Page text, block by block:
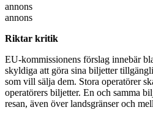
annons
annons
Riktar kritik
EU-kommissionens förslag innebär
skyldiga att göra sina biljetter
som vill sälja dem. Stora operatörer
operatörers biljetter. En och samma
resan, även över landsgränser och